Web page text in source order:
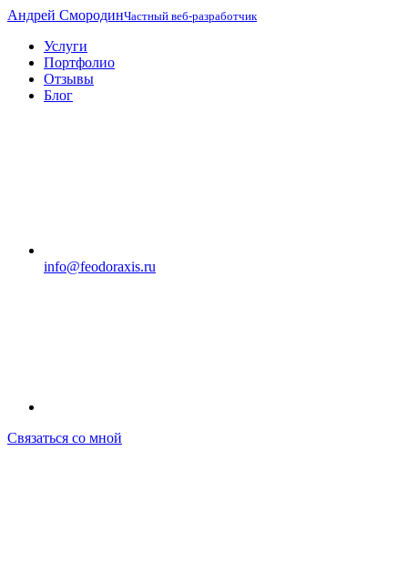
Андрей СмородинЧастный веб-разработчик
Услуги
Портфолио
Отзывы
Блог
info@feodoraxis.ru
Связаться со мной